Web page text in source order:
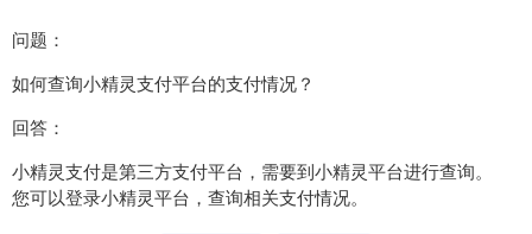
问题：
如何查询小精灵支付平台的支付情况？
回答：
小精灵支付是第三方支付平台，需要到小精灵平台进行查询。
您可以登录小精灵平台，查询相关支付情况。